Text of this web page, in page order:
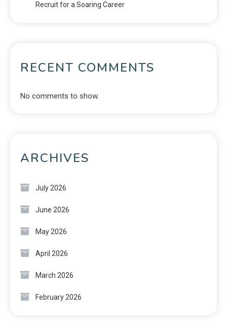
Recruit for a Soaring Career
RECENT COMMENTS
No comments to show.
ARCHIVES
July 2026
June 2026
May 2026
April 2026
March 2026
February 2026